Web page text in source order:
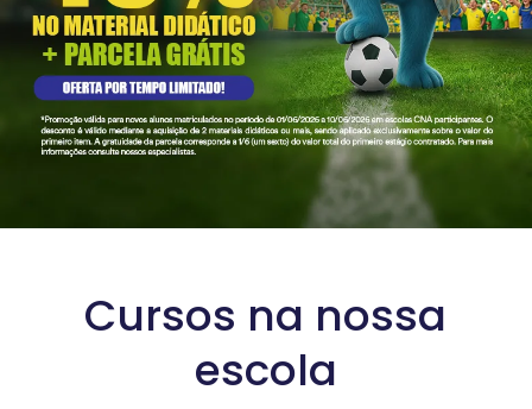
Cursos na nossa
escola